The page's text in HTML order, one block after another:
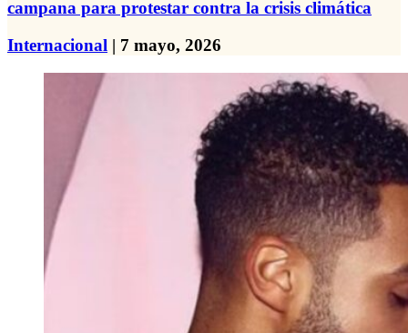
campana para protestar contra la crisis climática
Internacional | 7 mayo, 2026